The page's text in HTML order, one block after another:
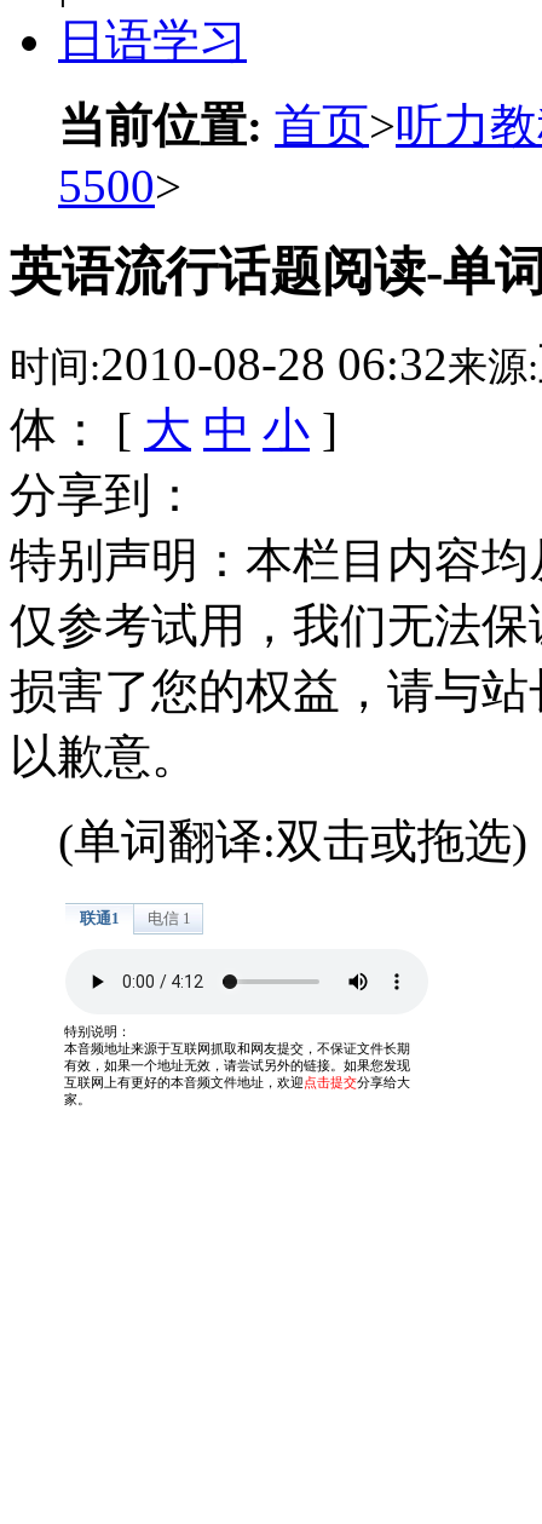
日语学习
当前位置: 首页>听力
5500>
英语流行话题阅读-单
时间:2010-08-28 06:32来源:
体： [ 大 中 小 ]
分享到：
特别声明：本栏目内容
仅参考试用，我们无法
损害了您的权益，请与
以歉意。
(单词翻译:双击或拖选)